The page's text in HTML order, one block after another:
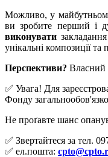
Можливо, у
ви зробите перший і
виконувати
унікальні композиції
Перспективи? Власний
✅ Увага! Для
Фонду
Не проґавте шанс
✅ Звертайтеся за тел.
✅ ел.пошта: